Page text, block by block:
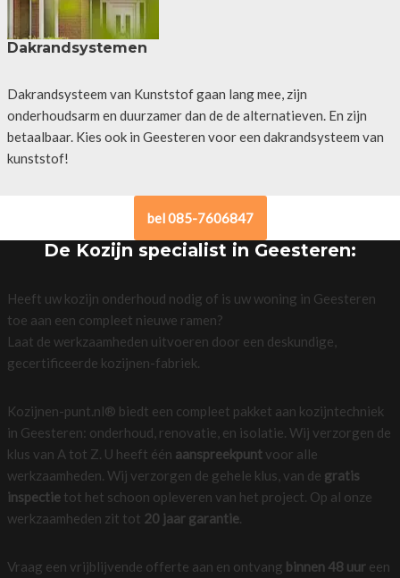
Dakrandsystemen
Dakrandsysteem van Kunststof gaan lang mee, zijn
onderhoudsarm en duurzamer dan de de alternatieven. En zijn
betaalbaar. Kies ook in Geesteren voor een dakrandsysteem van
kunststof!
bel 085-7606847
De Kozijn specialist in Geesteren:
Heeft uw kozijn onderhoud nodig of is uw woning in Geesteren
toe aan een compleet nieuwe ramen?
Laat de werkzaamheden uitvoeren door een deskundige,
gecertificeerde kozijnen-fabriek.
Kozijnen-punt.nl® biedt een compleet pakket aan kozijntechniek
in Geesteren: onderhoud, renovatie, en isolatie. Wij verzorgen de
klus van A tot Z. U heeft één aanspreekpuntvoor alle
werkzaamheden. Wij verzorgen de gehele klus, van de gratis
inspectietot het schoon opleveren van het project. Op al onze
werkzaamheden zit tot 20 jaar garantie.
Vraag een vrijblijvende offerte aan en ontvang binnen 48 uureen